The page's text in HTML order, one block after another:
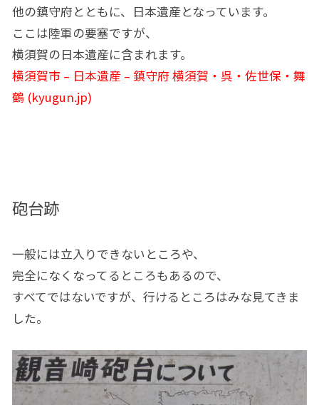
他の鎮守府とともに、日本遺産となっています。
ここは陸軍の要塞ですが、
横須賀の日本遺産に含まれます。
横須賀市 – 日本遺産 – 鎮守府 横須賀・呉・佐世保・舞
鶴 (kyugun.jp)
砲台跡
一般には立入りできないところや、
完全になくなってるところもあるので、
すべてではないですが、行けるところはみな見てきま
した。